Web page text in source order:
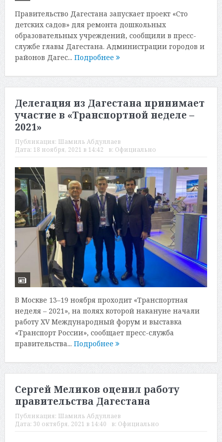
Правительство Дагестана запускает проект «Сто
детских садов» для ремонта дошкольных
образовательных учреждений, сообщили в пресс-
службе главы Дагестана. Администрации городов и
районов Дагес... Подробнее
Делегация из Дагестана принимает
участие в «Транспортной неделе –
2021»
Публикация: Шамиль Абдуллаев
Дата: 18 ноября, 2021 в 14:42 в: Официально
В Москве 13–19 ноября проходит «Транспортная
неделя – 2021», на полях которой накануне начали
работу XV Международный форум и выставка
«Транспорт России», сообщает пресс-служба
правительства... Подробнее
Сергей Меликов оценил работу
правительства Дагестана
Публикация: Шамиль Абдуллаев
Дата: 30 октября, 2021 в 14:40 в: Официально